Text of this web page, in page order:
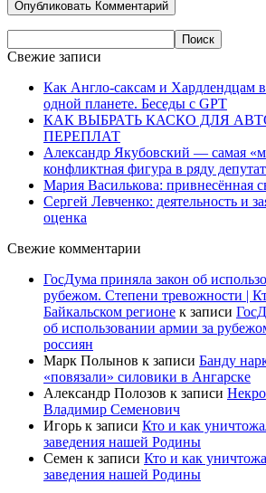
Свежие записи
Как Англо-саксам и Хардлендцам
одной планете. Беседы с GPT
КАК ВЫБРАТЬ КАСКО ДЛЯ
ПЕРЕПЛАТ
Александр Якубовский — самая
конфликтная фигура в ряду
Мария Василькова: привнесённая
Сергей Левченко: деятельность и
оценка
Свежие комментарии
ГосДума приняла закон об
рубежом. Степени тревожности |
Байкальском регионе к записи
об использовании армии за
россиян
Марк Полынов к записи Банду
«повязали» силовики в Ангарске
Александр Полозов к записи
Владимир Семенович
Игорь к записи Кто и как
заведения нашей Родины
Семен к записи Кто и как
заведения нашей Родины